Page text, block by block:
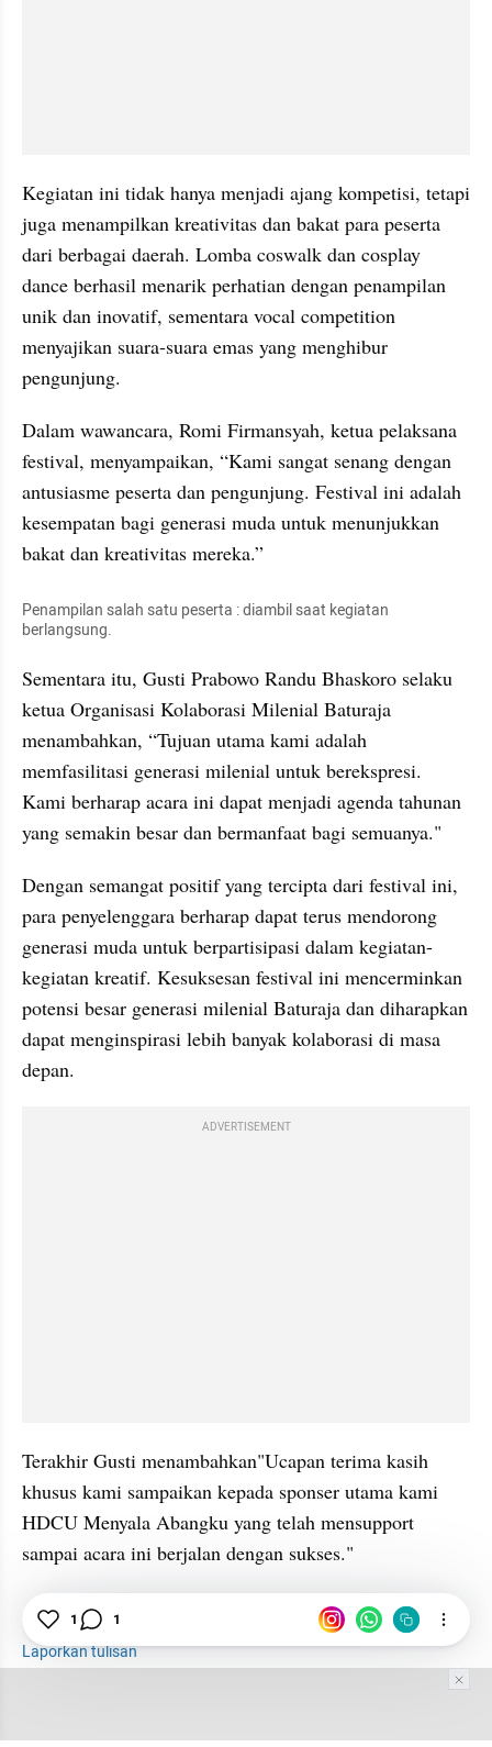
Kegiatan ini tidak hanya menjadi ajang kompetisi, tetapi
juga menampilkan kreativitas dan bakat para peserta
dari berbagai daerah. Lomba coswalk dan cosplay
dance berhasil menarik perhatian dengan penampilan
unik dan inovatif, sementara vocal competition
menyajikan suara-suara emas yang menghibur
pengunjung.
Dalam wawancara, Romi Firmansyah, ketua pelaksana
festival, menyampaikan, “Kami sangat senang dengan
antusiasme peserta dan pengunjung. Festival ini adalah
kesempatan bagi generasi muda untuk menunjukkan
bakat dan kreativitas mereka.”
Penampilan salah satu peserta : diambil saat kegiatan
berlangsung.
Sementara itu, Gusti Prabowo Randu Bhaskoro selaku
ketua Organisasi Kolaborasi Milenial Baturaja
menambahkan, “Tujuan utama kami adalah
memfasilitasi generasi milenial untuk berekspresi.
Kami berharap acara ini dapat menjadi agenda tahunan
yang semakin besar dan bermanfaat bagi semuanya."
Dengan semangat positif yang tercipta dari festival ini,
para penyelenggara berharap dapat terus mendorong
generasi muda untuk berpartisipasi dalam kegiatan-
kegiatan kreatif. Kesuksesan festival ini mencerminkan
potensi besar generasi milenial Baturaja dan diharapkan
dapat menginspirasi lebih banyak kolaborasi di masa
depan.
ADVERTISEMENT
Terakhir Gusti menambahkan"Ucapan terima kasih
khusus kami sampaikan kepada sponser utama kami
HDCU Menyala Abangku yang telah mensupport
sampai acara ini berjalan dengan sukses."
Festival
Cosplayer
Laporkan tulisan
1 1